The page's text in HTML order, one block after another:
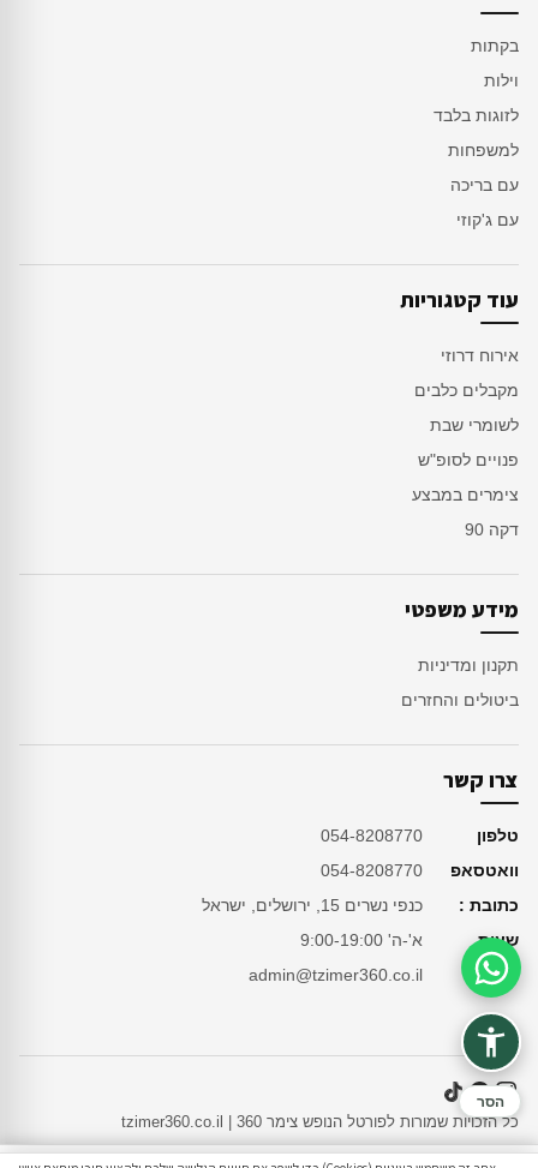
בקתות
וילות
לזוגות בלבד
למשפחות
עם בריכה
עם ג'קוזי
עוד קטגוריות
אירוח דרוזי
מקבלים כלבים
לשומרי שבת
פנויים לסופ"ש
צימרים במבצע
דקה 90
מידע משפטי
תקנון ומדיניות
ביטולים והחזרים
צרו קשר
טלפון
054-8208770
וואטסאפ
054-8208770
כתובת :
כנפי נשרים 15, ירושלים, ישראל
שעות
א'-ה' 9:00-19:00
מייל
admin@tzimer360.co.il
כל הזכויות שמורות לפורטל הנופש צימר 360 | tzimer360.co.il
סיוע בהזמנה
הסר